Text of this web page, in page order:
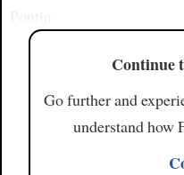
Continue
Go further and
understand how